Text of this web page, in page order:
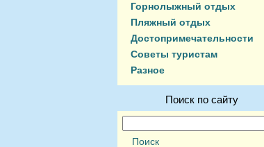
Горнолыжный отдых
Пляжный отдых
Достопримечательности
Советы туристам
Разное
Поиск по сайту